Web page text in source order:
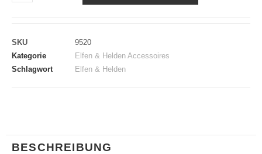
SKU
9520
Kategorie
Elfen & Helden Accessoires
Schlagwort
Elfen & Helden
BESCHREIBUNG